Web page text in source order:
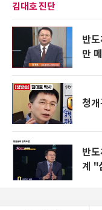
김대호 진단
반
만
청개
반도
계 "